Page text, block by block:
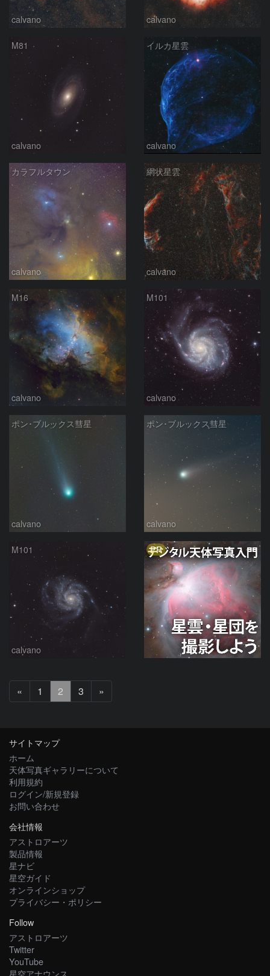
calvano calvano
M81
calvano
イルカ星雲
calvano
カラフルタウン
calvano
網状星雲
calvano
M16
calvano
M101
calvano
ポン･ブルックス彗星
calvano
ポン･ブルックス彗星
calvano
M101
calvano
PR
«
へ
1 2 3 »
へ
サイトマップ
ホーム
天体写真ギャラリーについて
利用規約
ログイン/新規登録
お問い合わせ
会社情報
アストロアーツ
製品情報
星ナビ
星空ガイド
オンラインショップ
プライバシー・ポリシー
Follow
アストロアーツ
Twitter
YouTube
星空アナウンス